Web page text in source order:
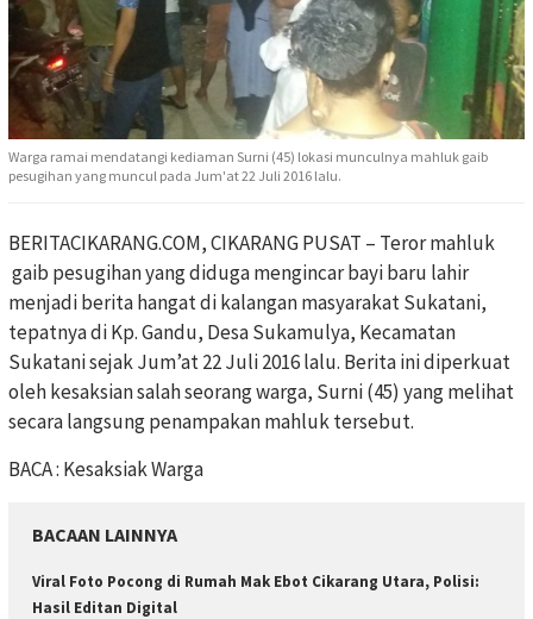
Warga ramai mendatangi kediaman Surni (45) lokasi munculnya mahluk gaib
pesugihan yang muncul pada Jum'at 22 Juli 2016 lalu.
BERITACIKARANG.COM, CIKARANG PUSAT – Teror mahluk
gaib pesugihan yang diduga mengincar bayi baru lahir
menjadi berita hangat di kalangan masyarakat Sukatani,
tepatnya di Kp. Gandu, Desa Sukamulya, Kecamatan
Sukatani sejak Jum’at 22 Juli 2016 lalu. Berita ini diperkuat
oleh kesaksian salah seorang warga, Surni (45) yang melihat
secara langsung penampakan mahluk tersebut.
BACA : Kesaksiak Warga
BACAAN LAINNYA
Viral Foto Pocong di Rumah Mak Ebot Cikarang Utara, Polisi:
Hasil Editan Digital